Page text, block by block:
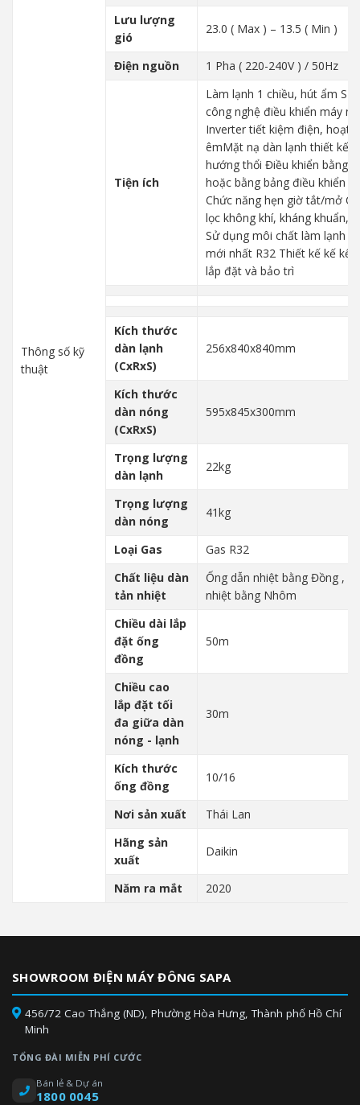
Thông số kỹ
thuật
Lưu lượng
gió
23.0 ( Max ) – 13.5 ( Min )
Điện nguồn 1 Pha ( 220-240V ) / 50Hz
Tiện ích
Làm lạnh 1 chiều, hút ẩm Sử
công nghệ điều khiển máy
Inverter tiết kiệm điện, hoạt
êmMặt nạ dàn lạnh thiết kế
hướng thổi Điều khiển bằng
hoặc bằng bảng điều khiển
Chức năng hẹn giờ tắt/mở
lọc không khí, kháng khuẩn,
Sử dụng môi chất làm lạnh
mới nhất R32 Thiết kế kế kế
lắp đặt và bảo trì
Kích thước
dàn lạnh
(CxRxS)
256x840x840mm
Kích thước
dàn nóng
(CxRxS)
595x845x300mm
Trọng lượng
dàn lạnh
22kg
Trọng lượng
dàn nóng
41kg
Loại Gas
Gas R32
Chất liệu dàn
tản nhiệt
Ống dẫn nhiệt bằng Đồng ,
nhiệt bằng Nhôm
Chiều dài lắp
đặt ống
đồng
50m
Chiều cao
lắp đặt tối
đa giữa dàn
nóng - lạnh
30m
Kích thước
ống đồng
10/16
Nơi sản xuất
Thái Lan
Hãng sản
xuất
Daikin
Năm ra mắt 2020
SHOWROOM ĐIỆN MÁY ĐÔNG SAPA
456/72 Cao Thắng (ND), Phường Hòa Hưng, Thành phố Hồ Chí
Minh
TỔNG ĐÀI MIỄN PHÍ CƯỚC
Bán lẻ & Dự án
1800 0045